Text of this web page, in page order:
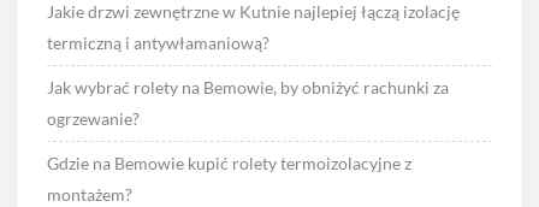
Jakie drzwi zewnętrzne w Kutnie najlepiej łączą izolację
termiczną i antywłamaniową?
Jak wybrać rolety na Bemowie, by obniżyć rachunki za
ogrzewanie?
Gdzie na Bemowie kupić rolety termoizolacyjne z
montażem?